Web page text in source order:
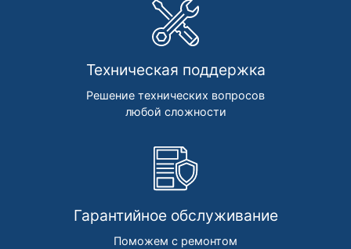
Техническая поддержка
Решение технических вопросов
любой сложности
Гарантийное обслуживание
Поможем с ремонтом